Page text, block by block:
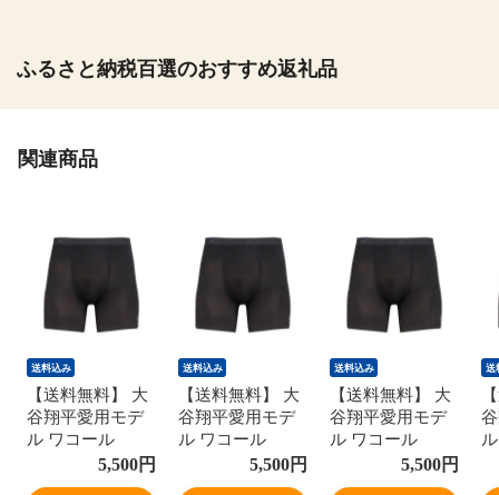
ふるさと納税百選のおすすめ返礼品
関連商品
送料込み
【送料無料】 大
谷翔平愛用モデ
ル ワコール
Wacoal シーダブ
リューエックス
5,500円
送料込み
【送料無料】 大
谷翔平愛用モデ
ル ワコール
Wacoal シーダブ
リューエックス
5,500円
送料込み
【送料無料】 大
谷翔平愛用モデ
ル ワコール
Wacoal シーダブ
リューエックス
5,500円
送